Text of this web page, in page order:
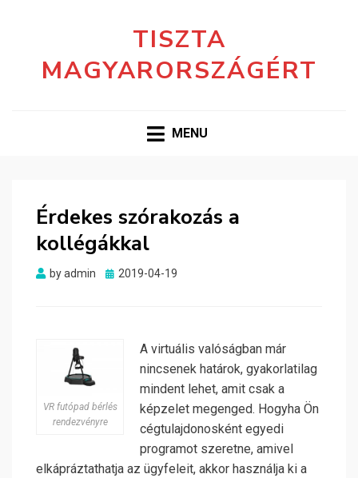
TISZTA
MAGYARORSZÁGÉRT
MENU
Érdekes szórakozás a
kollégákkal
byadmin
Posted
2019-04-19
VR futópad bérlés
rendezvényre
A virtuális valóságban már
nincsenek határok, gyakorlatilag
mindent lehet, amit csak a
képzelet megenged. Hogyha Ön
cégtulajdonosként egyedi
programot szeretne, amivel
elkápráztathatja az ügyfeleit, akkor használja ki a